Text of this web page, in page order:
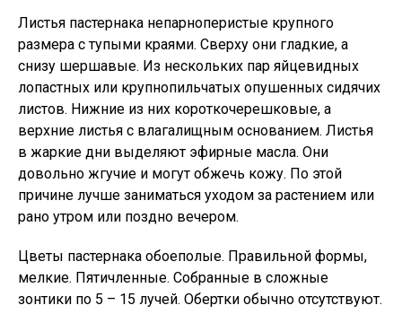
Листья пастернака непарноперистые крупного
размера с тупыми краями. Сверху они гладкие, а
снизу шершавые. Из нескольких пар яйцевидных
лопастных или крупнопильчатых опушенных сидячих
листов. Нижние из них короткочерешковые, а
верхние листья с влагалищным основанием. Листья
в жаркие дни выделяют эфирные масла. Они
довольно жгучие и могут обжечь кожу. По этой
причине лучше заниматься уходом за растением или
рано утром или поздно вечером.
Цветы пастернака обоеполые. Правильной формы,
мелкие. Пятичленные. Собранные в сложные
зонтики по 5 – 15 лучей. Обертки обычно отсутствуют.